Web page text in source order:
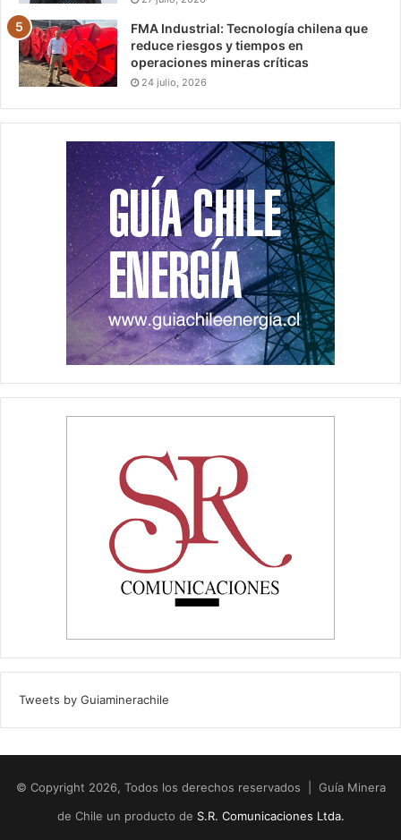
FMA Industrial: Tecnología chilena que
reduce riesgos y tiempos en
operaciones mineras críticas
24 julio, 2026
Tweets by Guiaminerachile
© Copyright 2026, Todos los derechos reservados | Guía Minera
de Chile un producto de S.R. Comunicaciones Ltda.